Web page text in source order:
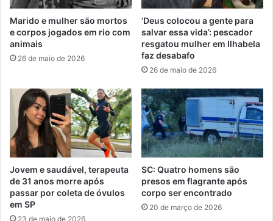
Marido e mulher são mortos
e corpos jogados em rio com
animais
26 de maio de 2026
‘Deus colocou a gente para
salvar essa vida’: pescador
resgatou mulher em Ilhabela
faz desabafo
26 de maio de 2026
Jovem e saudável, terapeuta
de 31 anos morre após
passar por coleta de óvulos
em SP
23 de maio de 2026
SC: Quatro homens são
presos em flagrante após
corpo ser encontrado
20 de março de 2026